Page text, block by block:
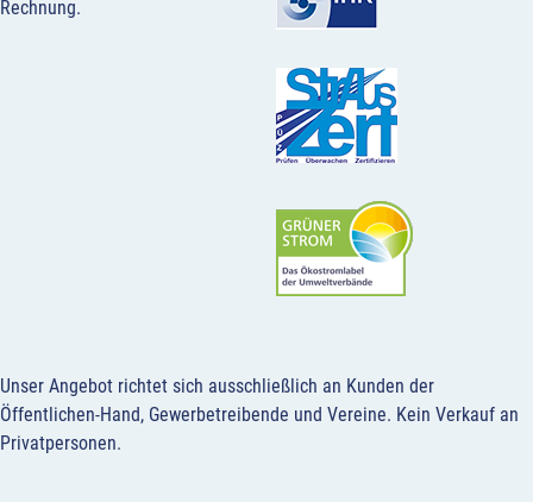
Rechnung.
Unser Angebot richtet sich ausschließlich an Kunden der
Öffentlichen-Hand, Gewerbetreibende und Vereine. Kein Verkauf an
Privatpersonen.